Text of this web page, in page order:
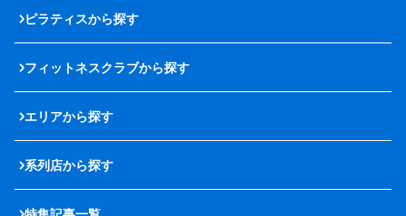
ピラティスから探す
フィットネスクラブから探す
エリアから探す
系列店から探す